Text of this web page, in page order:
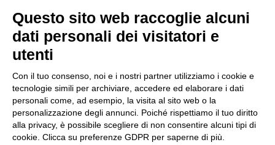
Wishlist
CEP GREEN
Fanano (MO)
059 8676485
349 9202419
388 8659473
info@cepgreen.com
Questo sito web raccoglie alcuni
dati personali dei visitatori e
utenti
Con il tuo consenso, noi e i nostri partner utilizziamo i cookie e
tecnologie simili per archiviare, accedere ed elaborare i dati
personali come, ad esempio, la visita al sito web o la
personalizzazione degli annunci. Poiché rispettiamo il tuo diritto
alla privacy, è possibile scegliere di non consentire alcuni tipi di
cookie. Clicca su preferenze GDPR per saperne di più.